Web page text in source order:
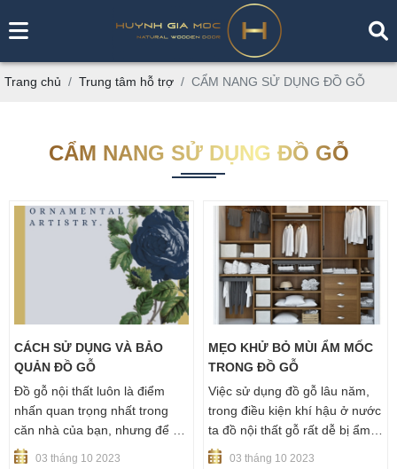
Trang chủ Trung tâm hỗ trợ CẨM NANG SỬ DỤNG ĐỒ GỖ
CẨM NANG SỬ DỤNG ĐỒ GỖ
CÁCH SỬ DỤNG VÀ BẢO
QUẢN ĐỒ GỖ
Đồ gỗ nội thất luôn là điểm
nhấn quan trọng nhất trong
căn nhà của bạn, nhưng để sử
dụng và bảo quản tốt đồ gỗ thì
03 tháng 10 2023
MẸO KHỬ BỎ MÙI ẨM MỐC
TRONG ĐỒ GỖ
Việc sử dụng đồ gỗ lâu năm,
trong điều kiện khí hậu ở nước
ta đồ nội thất gỗ rất dễ bị ẩm
mốc gây nên những mùi hôi
03 tháng 10 2023